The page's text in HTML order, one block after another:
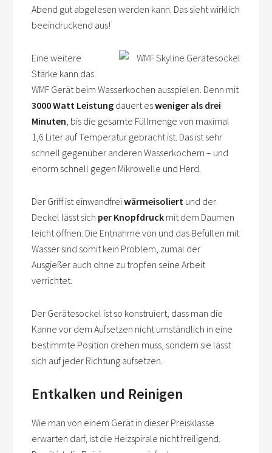
Abend gut abgelesen werden kann. Das sieht wirklich
beeindruckend aus!
Eine weitere
Stärke kann das
WMF Gerät beim Wasserkochen ausspielen. Denn mit
3000 Watt Leistung dauert esweniger als drei
Minuten, bis die gesamte Füllmenge von maximal
1,6 Liter auf Temperatur gebracht ist. Das ist sehr
schnell gegenüber anderen Wasserkochern – und
enorm schnell gegen Mikrowelle und Herd.
Der Griff ist einwandfreiwärmeisoliert und der
Deckel lässt sich per Knopfdruck mit dem Daumen
leicht öffnen. Die Entnahme von und das Befüllen mit
Wasser sind somit kein Problem, zumal der
Ausgießer auch ohne zu tropfen seine Arbeit
verrichtet.
Der Gerätesockel ist so konstruiert, dass man die
Kanne vor dem Aufsetzen nicht umständlich in eine
bestimmte Position drehen muss, sondern sie lässt
sich auf jeder Richtung aufsetzen.
Entkalken und Reinigen
Wie man von einem Gerät in dieser Preisklasse
erwarten darf, ist die Heizspirale nicht freiligend.